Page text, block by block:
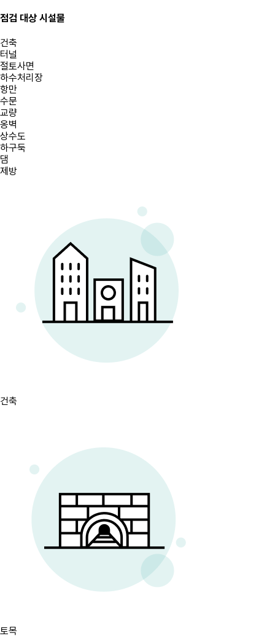
점검 대상 시설물
건축
터널
절토사면
하수처리장
항만
수문
교량
옹벽
상수도
하구둑
댐
제방
건축
토목